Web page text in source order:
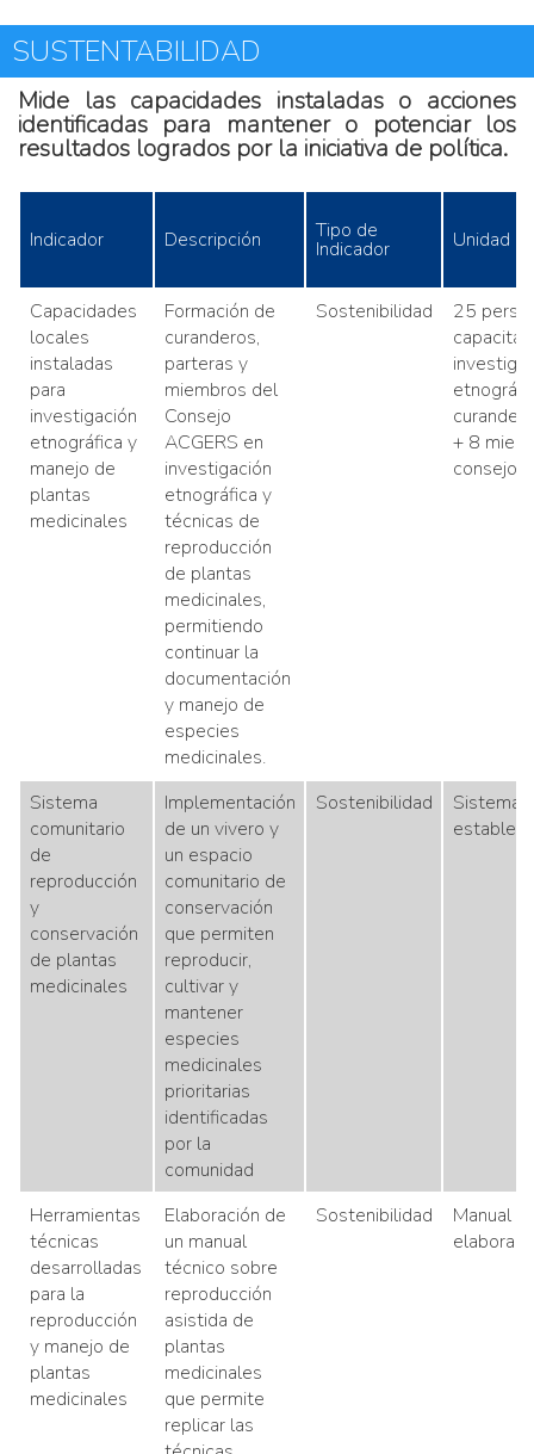
SUSTENTABILIDAD
Mide las capacidades instaladas o acciones
identificadas para mantener o potenciar los
resultados logrados por la iniciativa de política.
Indicador Descripción Tipo de
Indicador Unidad
Capacidades
locales
instaladas
para
investigación
etnográfica y
manejo de
plantas
medicinales
Formación de
curanderos,
parteras y
miembros del
Consejo
ACGERS en
investigación
etnográfica y
técnicas de
reproducción
de plantas
medicinales,
permitiendo
continuar la
documentación
y manejo de
especies
medicinales.
Sostenibilidad
25
+ 8
consejo)
Sistema
comunitario
de
reproducción
y
conservación
de plantas
medicinales
Implementación
de un vivero y
un espacio
comunitario de
conservación
que permiten
reproducir,
cultivar y
mantener
especies
medicinales
prioritarias
identificadas
por la
comunidad
Sostenibilidad
Sistema
Herramientas
técnicas
desarrolladas
para la
reproducción
y manejo de
plantas
medicinales
Elaboración de
un manual
técnico sobre
reproducción
asistida de
plantas
medicinales
que permite
replicar las
Sostenibilidad
Manual